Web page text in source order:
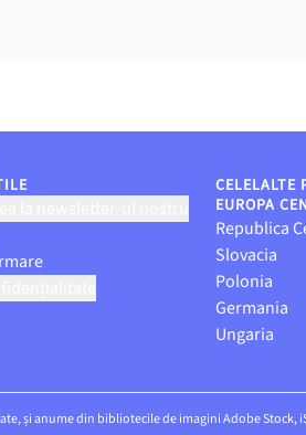
CELELALTE
EUROPA
Republica
Slovacia
Polonia
Germania
Ungaria
și anume din bibliotecile de imagini Adobe Stock,